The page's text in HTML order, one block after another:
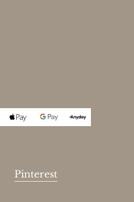
Pinterest